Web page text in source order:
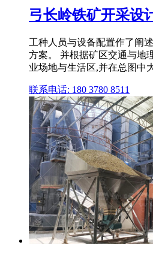
弓长岭铁矿开采设
工种人员与设备配置作了阐
方案。 并根据矿区交通与地
业场地与生活区,并在总图中
联系电话: 180 3780 8511